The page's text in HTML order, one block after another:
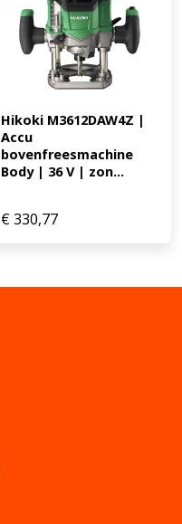
Hikoki M3612DAW4Z |
Accu
bovenfreesmachine
Body | 36 V | zon...
€330,77